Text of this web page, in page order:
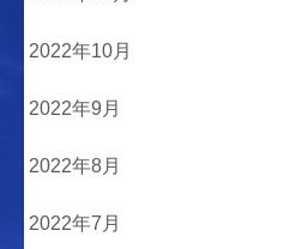
2022年10月
2022年9月
2022年8月
2022年7月